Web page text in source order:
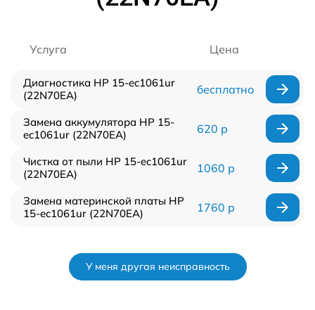
Услуга Цена
Диагностика HP 15-ec1061ur
(22N70EA)
бесплатно
Замена аккумулятора HP 15-
ec1061ur (22N70EA)
620 р
Чистка от пыли HP 15-ec1061ur
(22N70EA)
1060 р
Замена материнской платы HP
15-ec1061ur (22N70EA)
1760 р
У меня другая неисправность